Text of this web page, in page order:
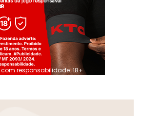
responsabilidade. 18+